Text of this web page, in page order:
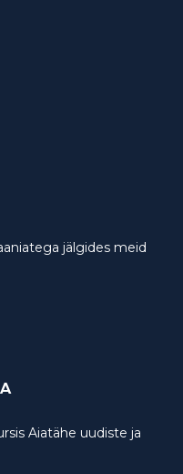
jälgides meid
Aiatähe uudiste ja